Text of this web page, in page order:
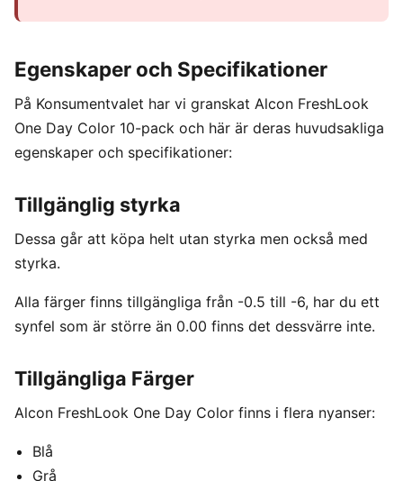
Egenskaper och Specifikationer
På Konsumentvalet har vi granskat Alcon FreshLook
One Day Color 10-pack och här är deras huvudsakliga
egenskaper och specifikationer:
Tillgänglig styrka
Dessa går att köpa helt utan styrka men också med
styrka.
Alla färger finns tillgängliga från -0.5 till -6, har du ett
synfel som är större än 0.00 finns det dessvärre inte.
Tillgängliga Färger
Alcon FreshLook One Day Color finns i flera nyanser:
Blå
Grå